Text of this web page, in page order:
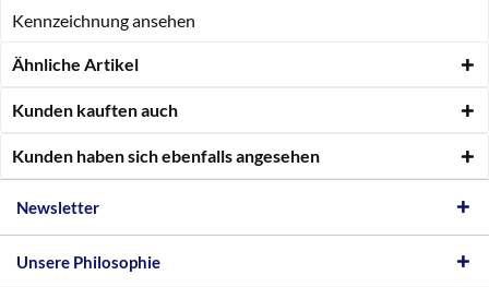
Kennzeichnung ansehen
Ähnliche Artikel
Kunden kauften auch
Kunden haben sich ebenfalls angesehen
Newsletter
Unsere Philosophie